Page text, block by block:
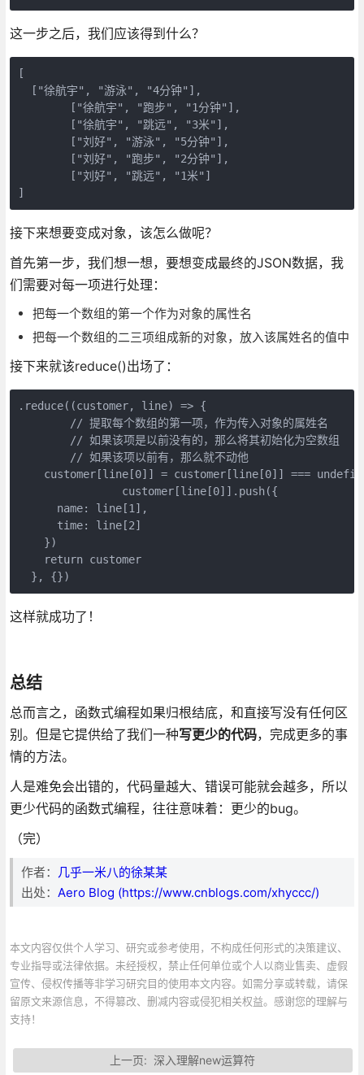
这一步之后，我们应该得到什么？
[
  ["徐航宇", "游泳", "4分钟"],
接下来想要变成对象，该怎么做呢？
首先第一步，我们想一想，要想变成最终的JSON数据，我
们需要对每一项进行处理：
把每一个数组的第一个作为对象的属性名
把每一个数组的二三项组成新的对象，放入该属姓名的值中
接下来就该reduce()出场了：
.reduce((customer, line) => {
customer[line[0]] = customer[line[0]] ===
      name: line[1],
      time: line[2]
    })
    return customer
这样就成功了！
总结
总而言之，函数式编程如果归根结底，和直接写没有任何区
别。但是它提供给了我们一种写更少的代码，完成更多的事
情的方法。
人是难免会出错的，代码量越大、错误可能就会越多，所以
更少代码的函数式编程，往往意味着：更少的bug。
（完）
作者：
几乎一米八的徐某某
出处： Aero Blog (https://www.cnblogs.com/xhyccc/)
本文内容仅供个人学习、研究或参考使用，不构成任何形式的决策建议、
专业指导或法律依据。未经授权，禁止任何单位或个人以商业售卖、虚假
宣传、侵权传播等非学习研究目的使用本文内容。如需分享或转载，请保
留原文来源信息，不得篡改、删减内容或侵犯相关权益。感谢您的理解与
支持！
上一页:深入理解new运算符